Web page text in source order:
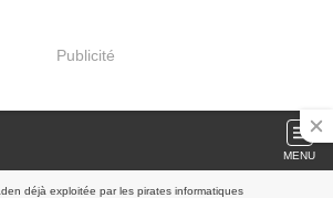
Publicité
MENU
déjà exploitée par les pirates informatiques